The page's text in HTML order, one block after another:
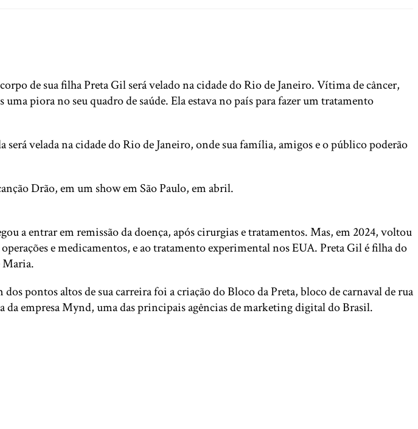
de sua filha Preta Gil será velado na cidade do Rio de Janeiro. Vítima de câncer,
piora no seu quadro de saúde. Ela estava no país para fazer um tratamento
velada na cidade do Rio de Janeiro, onde sua família, amigos e o público poderão
Drão, em um show em São Paulo, em abril.
a entrar em remissão da doença, após cirurgias e tratamentos. Mas, em 2024, voltou
e medicamentos, e ao tratamento experimental nos EUA. Preta Gil é filha do
Maria.
pontos altos de sua carreira foi a criação do Bloco da Preta, bloco de carnaval de rua
da empresa Mynd, uma das principais agências de marketing digital do Brasil.